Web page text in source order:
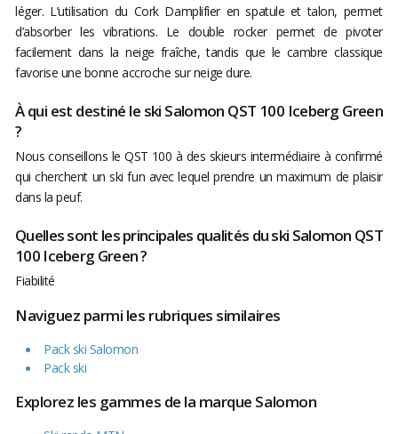
léger. L’utilisation du Cork Damplifier en spatule et talon, permet
d’absorber les vibrations. Le double rocker permet de pivoter
facilement dans la neige fraîche, tandis que le cambre classique
favorise une bonne accroche sur neige dure.
À qui est destiné le ski Salomon QST 100 Iceberg Green
?
Nous conseillons le QST 100 à des skieurs intermédiaire à confirmé
qui cherchent un ski fun avec lequel prendre un maximum de plaisir
dans la peuf.
Quelles sont les principales qualités du ski Salomon QST
100 Iceberg Green ?
Fiabilité
Naviguez parmi les rubriques similaires
Pack ski Salomon
Pack ski
Explorez les gammes de la marque Salomon